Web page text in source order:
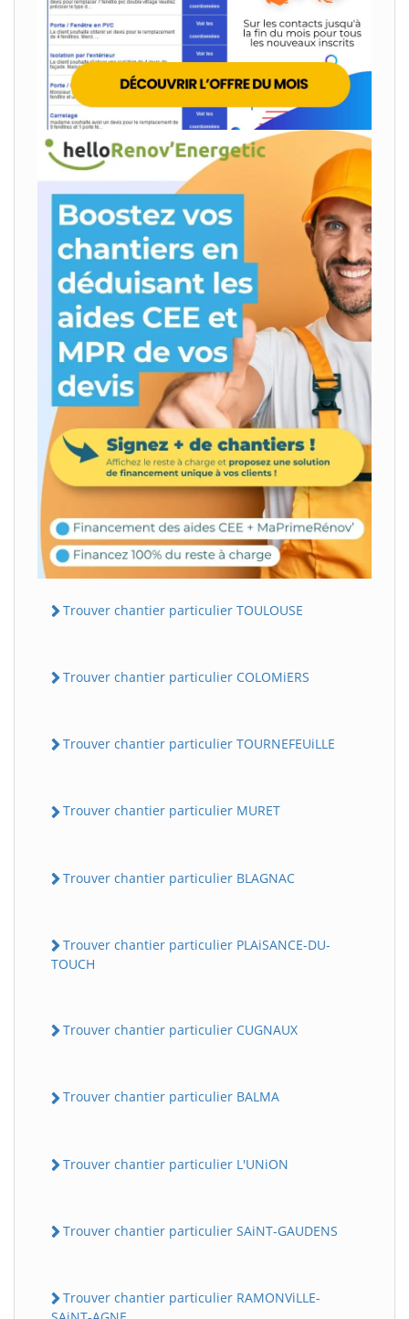
Trouver chantier particulier TOULOUSE
Trouver chantier particulier COLOMiERS
Trouver chantier particulier TOURNEFEUiLLE
Trouver chantier particulier MURET
Trouver chantier particulier BLAGNAC
Trouver chantier particulier PLAiSANCE-DU-
TOUCH
Trouver chantier particulier CUGNAUX
Trouver chantier particulier BALMA
Trouver chantier particulier L'UNiON
Trouver chantier particulier SAiNT-GAUDENS
Trouver chantier particulier RAMONViLLE-